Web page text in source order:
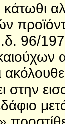
κάτωθι
96/
στην